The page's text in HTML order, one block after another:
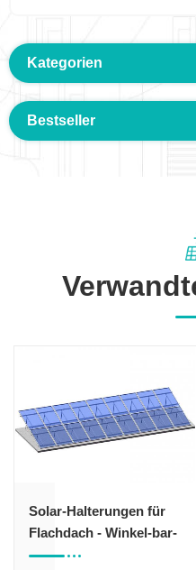
Kategorien
Bestseller
Flachdach solar
Montage - Typ C Stahl
geschottert Dach-